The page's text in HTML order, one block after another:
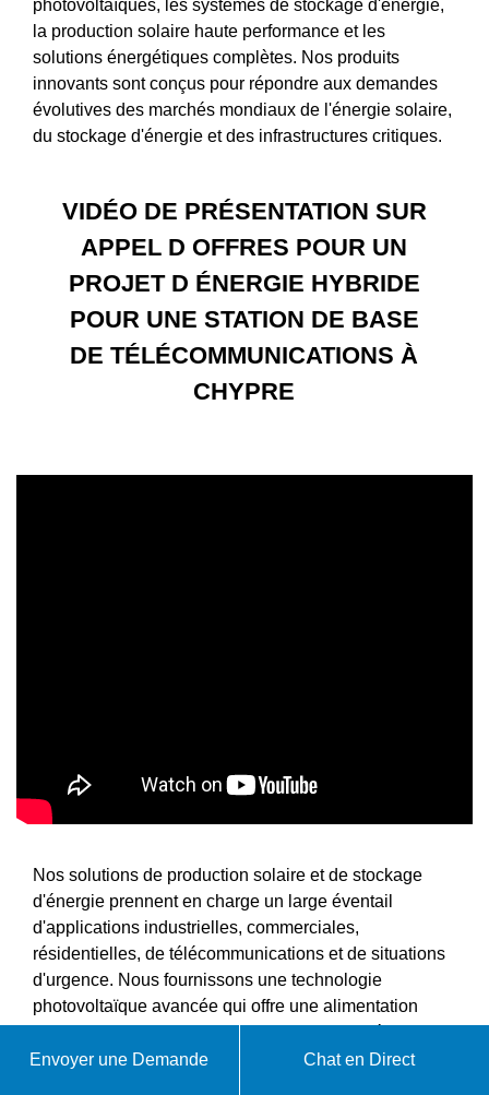
photovoltaïques, les systèmes de stockage d'énergie,
la production solaire haute performance et les
solutions énergétiques complètes. Nos produits
innovants sont conçus pour répondre aux demandes
évolutives des marchés mondiaux de l'énergie solaire,
du stockage d'énergie et des infrastructures critiques.
VIDÉO DE PRÉSENTATION SUR
APPEL D OFFRES POUR UN
PROJET D ÉNERGIE HYBRIDE
POUR UNE STATION DE BASE
DE TÉLÉCOMMUNICATIONS À
CHYPRE
Nos solutions de production solaire et de stockage
d'énergie prennent en charge un large éventail
d'applications industrielles, commerciales,
résidentielles, de télécommunications et de situations
d'urgence. Nous fournissons une technologie
photovoltaïque avancée qui offre une alimentation
commerciales, les habitations résidentielles, les
Envoyer une Demande Chat en Direct